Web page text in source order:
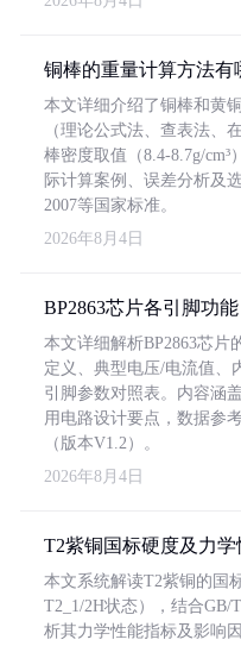
铜棒的重量计算方法有
本文详细介绍了铜棒和黄
（理论公式法、查表法、
棒密度取值（8.4-8.7g/
际计算案例、误差分析及
2007等国家标准。
2026年8月4日
BP2863芯片各引脚功能
本文详细解析BP2863芯片
定义、典型电压/电流值、
引脚参数对照表。内容涵
用电路设计要点，数据参
（版本V1.2）。
2026年8月4日
T2紫铜国标硬度及力
本文系统解读T2紫铜的国
T2_1/2H状态），结合GB/
析其力学性能指标及影响